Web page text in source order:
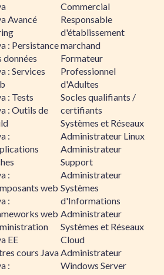
Avancé
: Persistance
données
: Services
: Tests
: Outils de
:
:
web
:
web
EE
cours Java
:
Commercial
Responsable
d'établissement
marchand
Formateur
Professionnel
d'Adultes
Socles qualifiants /
certifiants
Systèmes et Réseaux
Administrateur Linux
Administrateur
Support
Administrateur
Systèmes
d'Informations
Administrateur
Systèmes et Réseaux
Cloud
Administrateur
Windows Server